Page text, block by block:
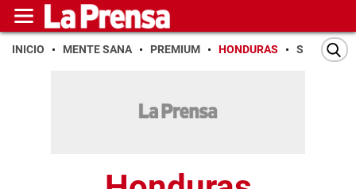
INICIO MENTE SANA PREMIUM HONDURAS SAN PEDRO